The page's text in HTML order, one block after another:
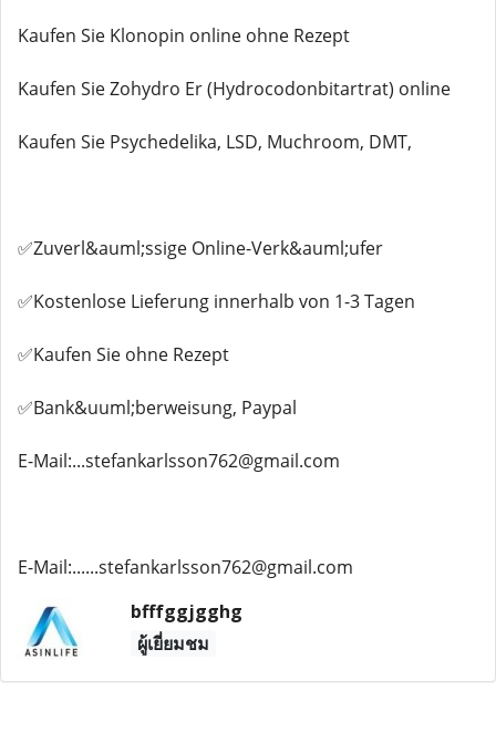
Kaufen Sie Klonopin online ohne Rezept
Kaufen Sie Zohydro Er (Hydrocodonbitartrat) online
Kaufen Sie Psychedelika, LSD, Muchroom, DMT,
✅Zuverl&auml;ssige Online-Verk&auml;ufer
✅Kostenlose Lieferung innerhalb von 1-3 Tagen
✅Kaufen Sie ohne Rezept
✅Bank&uuml;berweisung, Paypal
E-Mail:...stefankarlsson762@gmail.com
E-Mail:......stefankarlsson762@gmail.com
bfffggjgghg
ผู้เยี่ยมชม